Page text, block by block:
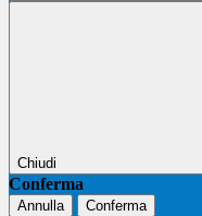
Chiudi
Conferma
Annulla Conferma